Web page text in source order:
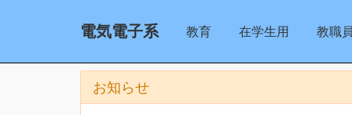
電気電子系 教育 在学生用 教職
お知らせ